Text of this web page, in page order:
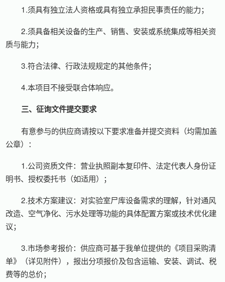
1.须具有独立法人资格或具有独立承担民事责任的能力；
2.须具备相关设备的生产、销售、安装或系统集成等相关资
质与能力；
3.符合法律、行政法规规定的其他条件；
4.本项目不接受联合体响应。
三、征询文件提交要求
有意参与的供应商请按以下要求准备并提交资料（均需加盖
公章）：
1.公司资质文件：营业执照副本复印件、法定代表人身份证
明书、授权委托书（如适用）；
2.技术方案建议：对实验室尸库设备需求的理解，针对通风
改造、空气净化、污水处理等功能的具体配置方案或技术优化建
议；
3.市场参考报价：供应商可基于我单位提供的《项目采购清
单》（详见附件），报出分项报价及包含运输、安装、调试、税
费等的总价；